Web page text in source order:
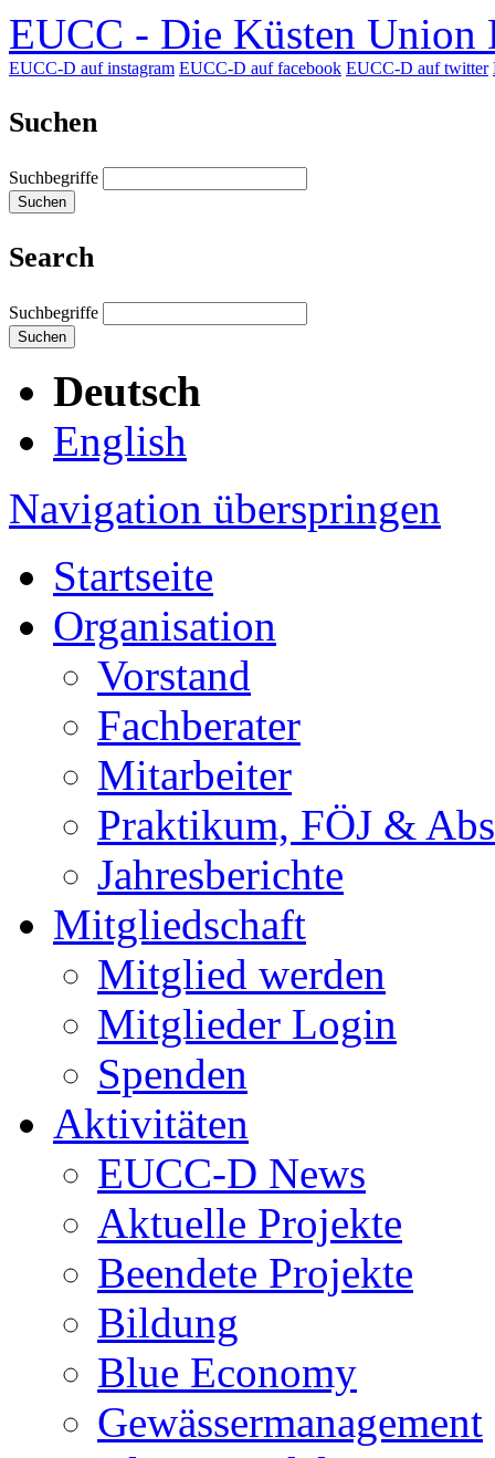
EUCC - Die Küsten Union
EUCC-D auf instagram EUCC-D auf facebook EUCC-D auf twitter
Suchen
Suchbegriffe
Suchen
Search
Suchbegriffe
Suchen
Deutsch
English
Navigation überspringen
Startseite
Organisation
Vorstand
Fachberater
Mitarbeiter
Praktikum, FÖJ &
Jahresberichte
Mitgliedschaft
Mitglied werden
Mitglieder Login
Spenden
Aktivitäten
EUCC-D News
Aktuelle Projekte
Beendete Projekte
Bildung
Blue Economy
Gewässermanagement